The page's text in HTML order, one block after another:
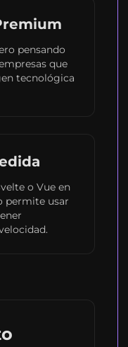
pensando
que
tecnológica
o Vue en
permite usar